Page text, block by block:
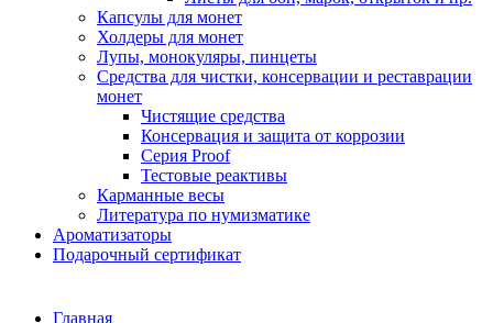
Капсулы для монет
Холдеры для монет
Лупы, монокуляры, пинцеты
Средства для чистки, консервации и реставрации
монет
Чистящие средства
Консервация и защита от коррозии
Серия Proof
Тестовые реактивы
Карманные весы
Литература по нумизматике
Ароматизаторы
Подарочный сертификат
Главная